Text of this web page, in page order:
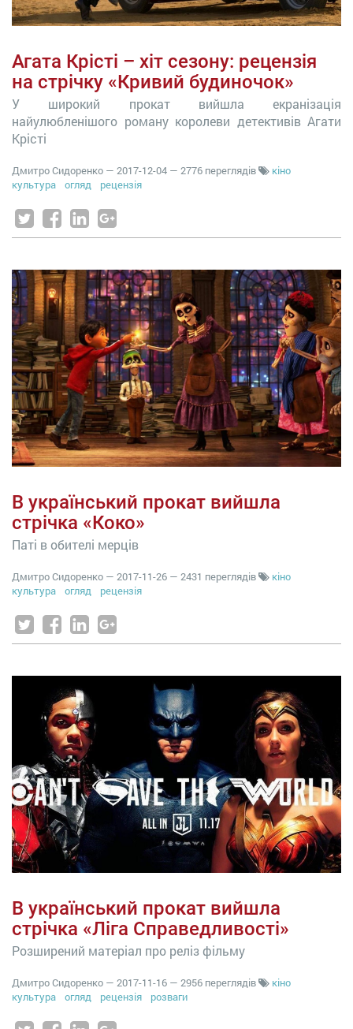
Агата Крісті – хіт сезону: рецензія
на стрічку «Кривий будиночок»
У широкий прокат вийшла екранізація
найулюбленішого роману королеви детективів Агати
Крісті
Дмитро Сидоренко — 2017-12-04 — 2776 переглядів
кіно
культура
огляд рецензія
В український прокат вийшла
стрічка «Коко»
Паті в обителі мерців
Дмитро Сидоренко — 2017-11-26 — 2431 переглядів
кіно
культура
огляд рецензія
В український прокат вийшла
стрічка «Ліга Справедливості»
Розширений матеріал про реліз фільму
Дмитро Сидоренко — 2017-11-16 — 2956 переглядів
кіно
культура
огляд рецензія розваги